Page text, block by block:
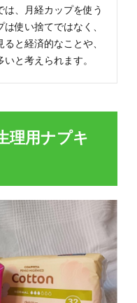
、月経カップを使う
使い捨てではなく、
と経済的なことや、
と考えられます。
理用ナプキ